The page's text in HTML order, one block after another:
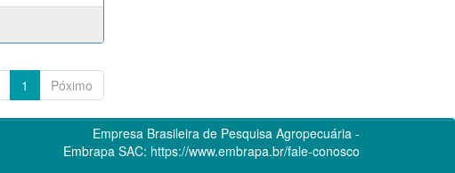
1 Póximo
Empresa Brasileira de Pesquisa Agropecuária -
Embrapa SAC: https://www.embrapa.br/fale-conosco